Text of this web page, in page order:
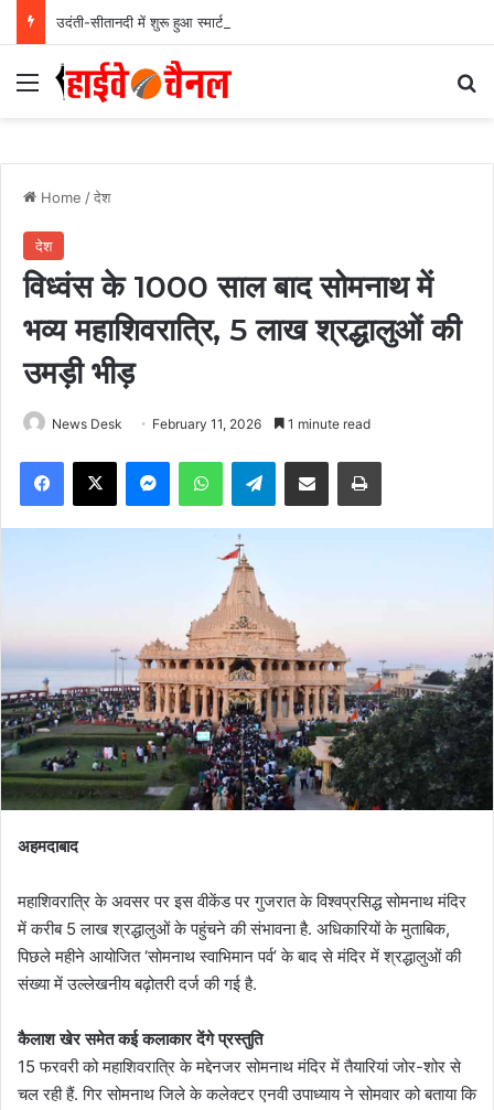
Menu
Home /देश
देश
विध्वंस के 1000 साल बाद सोमनाथ में
भव्य महाशिवरात्रि, 5 लाख श्रद्धालुओं की
उमड़ी भीड़
News Desk February 11, 2026 1 minute read
Facebook
X MessengerWhatsAppTelegramShare via Email Print
अहमदाबाद
महाशिवरात्रि के अवसर पर इस वीकेंड पर गुजरात के विश्वप्रसिद्ध सोमनाथ मंदिर
में करीब 5 लाख श्रद्धालुओं के पहुंचने की संभावना है. अधिकारियों के मुताबिक,
पिछले महीने आयोजित ‘सोमनाथ स्वाभिमान पर्व’ के बाद से मंदिर में श्रद्धालुओं की
संख्या में उल्लेखनीय बढ़ोतरी दर्ज की गई है.
कैलाश खेर समेत कई कलाकार देंगे प्रस्तुति
15 फरवरी को महाशिवरात्रि के मद्देनजर सोमनाथ मंदिर में तैयारियां जोर-शोर से
चल रही हैं. गिर सोमनाथ जिले के कलेक्टर एनवी उपाध्याय ने सोमवार को बताया कि